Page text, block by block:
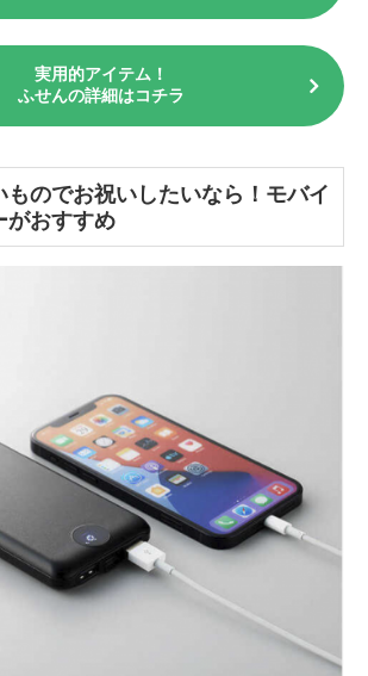
実用的アイテム！
ふせんの詳細はコチラ
ものでお祝いしたいなら！モバイ
がおすすめ